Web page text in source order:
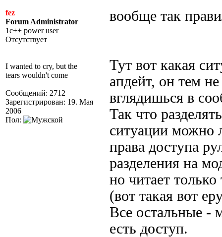
fez
Forum Administrator
1c++ power user
Отсутствует
I wanted to cry, but the
tears wouldn't come
Сообщений: 2712
Зарегистрирован: 19. Мая
2006
Пол:
вообще так
Тут вот какая
апдейт, он тем
вглядишься в
Так что
ситуации можно
права доступа
разделения на
но читает только
(вот такая вот
Все остальные -
есть доступ.